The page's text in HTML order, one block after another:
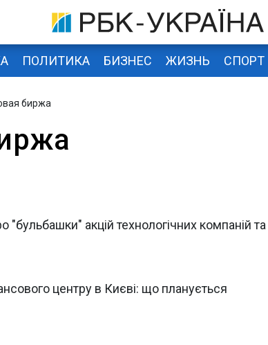
ПОЛИТИКА БИЗНЕС ЖИЗНЬ СПОРТ
биржа
акцій технологічних компаній та
центру в Києві: що планується